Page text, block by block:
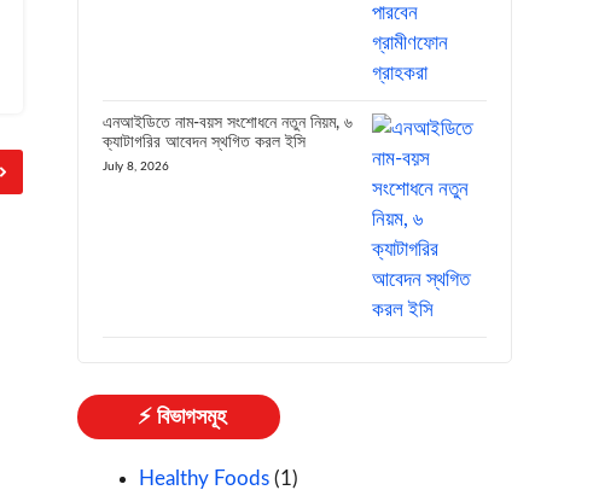
এনআইডিতে নাম-বয়স সংশোধনে নতুন নিয়ম, ৬
ক্যাটাগরির আবেদন স্থগিত করল ইসি
July 8, 2026
⚡ বিভাগসমূহ
Healthy Foods (1)